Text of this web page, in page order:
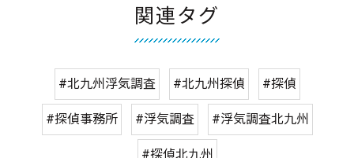
関連タグ
#北九州浮気調査 #北九州探偵 #探偵
#探偵事務所 #浮気調査 #浮気調査北九州
#探偵北九州